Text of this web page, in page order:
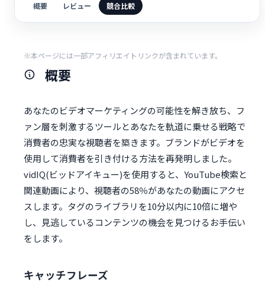
概要 レビュー 競合比較
※本ページには一部アフィリエイトリンクが含まれています。
概要
あなたのビデオマーケティングの可能性を解き放ち、フ
ァン層を刺激するツールとあなたを軌道に乗せる戦略で
消費者の忠実な視聴者を築きます。ブランドがビデオを
使用して消費者を引き付ける方法を再発明しました。
vidIQ(ビッドアイキュー)を使用すると、YouTube検索と
関連動画により、視聴者の58％があなたの動画にアクセ
スします。タグのライブラリを10分以内に10倍に増や
し、見逃しているコンテンツの機会を見つけるお手伝い
をします。
キャッチフレーズ